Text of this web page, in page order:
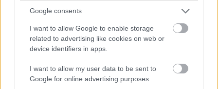
Google consents
I want to allow Google to enable storage
related to advertising like cookies on web or
device identifiers in apps.
I want to allow my user data to be sent to
Google for online advertising purposes.
Hyvä nyrkkisääntö on, että jokaiselle tärkeälle
tuotteelle tai palvelulle luotaisiin oma alasivunsa.
Jos esimerkiksi remonttifirma tekee sekä
kylpyhuone- että saunaremontteja, molemmille
sivustolle.